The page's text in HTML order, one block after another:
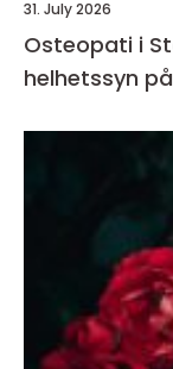
31. July 2026
Osteopati i
helhetssyn